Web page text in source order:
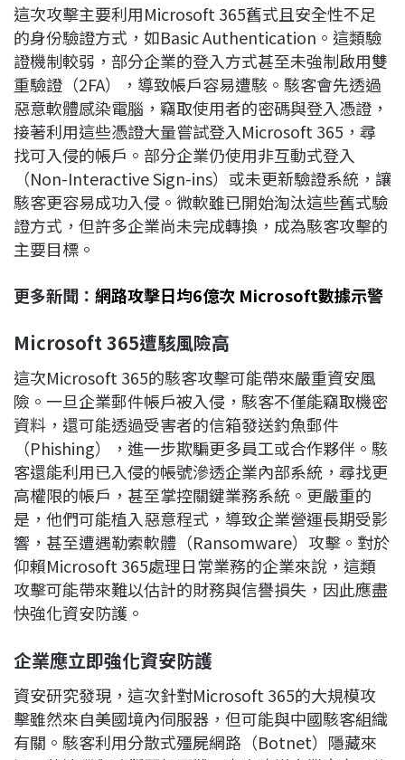
這次攻擊主要利用Microsoft 365舊式且安全性不足
的身份驗證方式，如Basic Authentication。這類驗
證機制較弱，部分企業的登入方式甚至未強制啟用雙
重驗證（2FA），導致帳戶容易遭駭。駭客會先透過
惡意軟體感染電腦，竊取使用者的密碼與登入憑證，
接著利用這些憑證大量嘗試登入Microsoft 365，尋
找可入侵的帳戶。部分企業仍使用非互動式登入
（Non-Interactive Sign-ins）或未更新驗證系統，讓
駭客更容易成功入侵。微軟雖已開始淘汰這些舊式驗
證方式，但許多企業尚未完成轉換，成為駭客攻擊的
主要目標。
更多新聞： 網路攻擊日均6億次 Microsoft數據示警
Microsoft 365遭駭風險高
這次Microsoft 365的駭客攻擊可能帶來嚴重資安風
險。一旦企業郵件帳戶被入侵，駭客不僅能竊取機密
資料，還可能透過受害者的信箱發送釣魚郵件
（Phishing），進一步欺騙更多員工或合作夥伴。駭
客還能利用已入侵的帳號滲透企業內部系統，尋找更
高權限的帳戶，甚至掌控關鍵業務系統。更嚴重的
是，他們可能植入惡意程式，導致企業營運長期受影
響，甚至遭遇勒索軟體（Ransomware）攻擊。對於
仰賴Microsoft 365處理日常業務的企業來說，這類
攻擊可能帶來難以估計的財務與信譽損失，因此應盡
快強化資安防護。
企業應立即強化資安防護
資安研究發現，這次針對Microsoft 365的大規模攻
擊雖然來自美國境內伺服器，但可能與中國駭客組織
有關。駭客利用分散式殭屍網路（Botnet）隱藏來